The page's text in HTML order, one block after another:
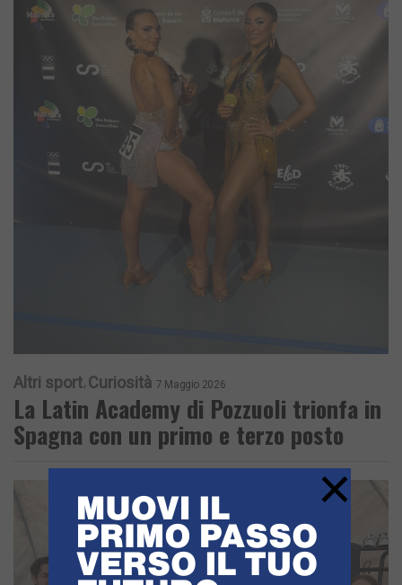
Altri sport Curiosità 7 Maggio 2026
La Latin Academy di Pozzuoli trionfa in
Spagna con un primo e terzo posto
×